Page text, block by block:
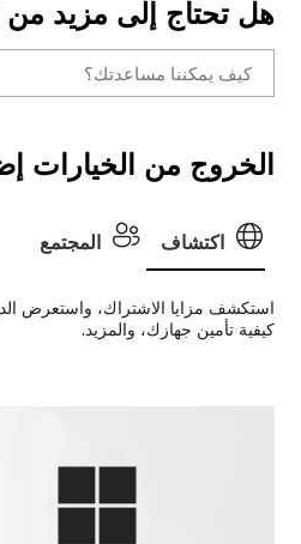
هل تحتاج إلى مزيد
الخروج من الخيارات
اكتشاف المجتمع
استكشف مزايا الاشتراك، واستعرض
كيفية تأمين جهازك، والمزيد.